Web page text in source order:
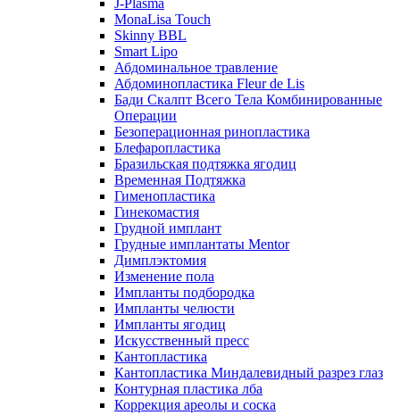
MonaLisa Touch
Skinny BBL
Smart Lipo
Абдоминальное травление
Абдоминопластика Fleur de Lis
Бади Скалпт Всего Тела Комбинированные
Операции
Безоперационная ринопластика
Блефаропластика
Бразильская подтяжка ягодиц
Временная Подтяжка
Гименопластика
Гинекомастия
Грудной имплант
Грудные имплантаты Mentor
Димплэктомия
Изменение пола
Импланты подбородка
Импланты челюсти
Импланты ягодиц
Искусственный пресс
Кантопластика
Кантопластика Миндалевидный разрез глаз
Контурная пластика лба
Коррекция ареолы и соска